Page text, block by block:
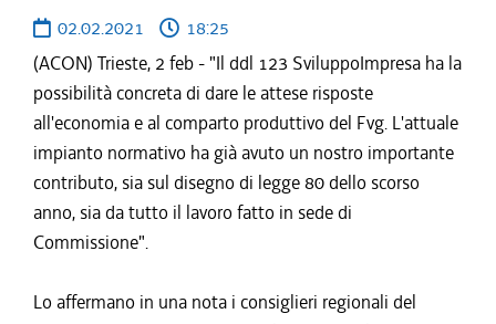
02.02.2021
18:25
(ACON) Trieste, 2 feb - "Il ddl 123 SviluppoImpresa ha la
possibilità concreta di dare le attese risposte
all'economia e al comparto produttivo del Fvg. L'attuale
impianto normativo ha già avuto un nostro importante
contributo, sia sul disegno di legge 80 dello scorso
anno, sia da tutto il lavoro fatto in sede di
Commissione".
Lo affermano in una nota i consiglieri regionali del